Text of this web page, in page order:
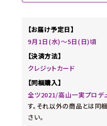
【お届け予定日】
9月1日(水)～5日(日)頃
【決済方法】
クレジットカード
【同梱購入】
全ツ2021/高山一実プロデ
す。それ以外の商品とは同
さい。